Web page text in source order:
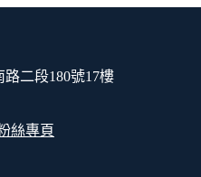
二段180號17樓
絲專頁